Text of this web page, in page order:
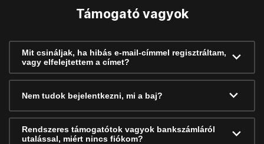
Támogató vagyok
Mit csináljak, ha hibás e-mail-címmel regisztráltam,
vagy elfelejtettem a címet?
Nem tudok bejelentkezni, mi a baj?
Rendszeres támogatótok vagyok bankszámláról
utalással, miért nincs fiókom?